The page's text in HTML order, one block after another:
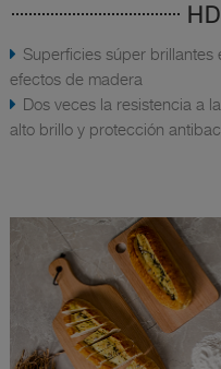
Superficies súper brillantes
efectos de madera
Dos veces la resistencia a
alto brillo y protección